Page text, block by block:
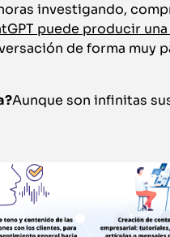
investigando,
puede producir
de forma muy
Aunque son infinitas